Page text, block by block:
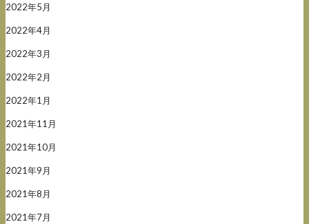
2022年5月
2022年4月
2022年3月
2022年2月
2022年1月
2021年11月
2021年10月
2021年9月
2021年8月
2021年7月